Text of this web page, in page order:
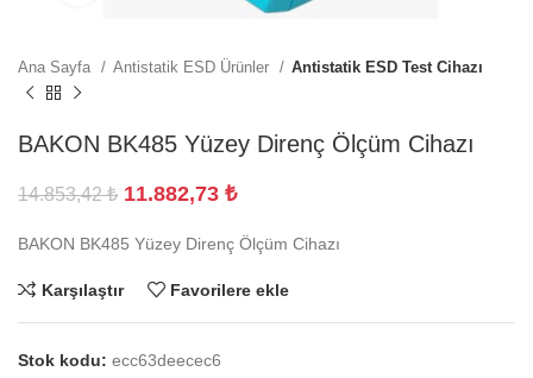
Ana Sayfa Antistatik ESD Ürünler Antistatik ESD Test Cihazı
BAKON BK485 Yüzey Direnç Ölçüm Cihazı
14.853,42₺ 11.882,73 ₺
BAKON BK485 Yüzey Direnç Ölçüm Cihazı
Karşılaştır Favorilere ekle
Stok kodu: ecc63deecec6